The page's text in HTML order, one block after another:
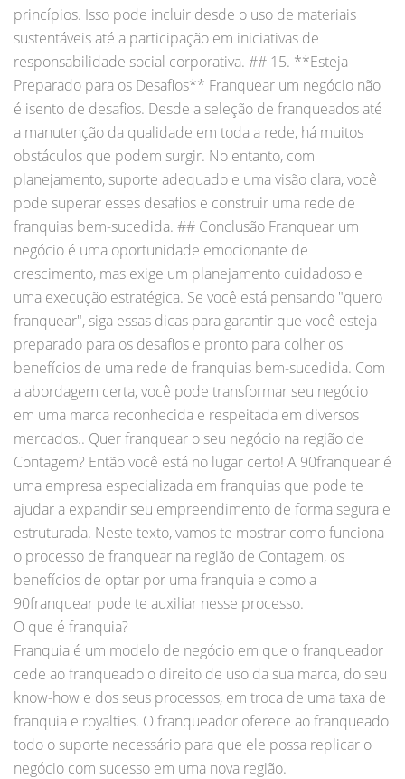
princípios. Isso pode incluir desde o uso de materiais
sustentáveis até a participação em iniciativas de
responsabilidade social corporativa. ## 15. **Esteja
Preparado para os Desafios** Franquear um negócio não
é isento de desafios. Desde a seleção de franqueados até
a manutenção da qualidade em toda a rede, há muitos
obstáculos que podem surgir. No entanto, com
planejamento, suporte adequado e uma visão clara, você
pode superar esses desafios e construir uma rede de
franquias bem-sucedida. ## Conclusão Franquear um
negócio é uma oportunidade emocionante de
crescimento, mas exige um planejamento cuidadoso e
uma execução estratégica. Se você está pensando "quero
franquear", siga essas dicas para garantir que você esteja
preparado para os desafios e pronto para colher os
benefícios de uma rede de franquias bem-sucedida. Com
a abordagem certa, você pode transformar seu negócio
em uma marca reconhecida e respeitada em diversos
mercados.. Quer franquear o seu negócio na região de
Contagem? Então você está no lugar certo! A 90franquear é
uma empresa especializada em franquias que pode te
ajudar a expandir seu empreendimento de forma segura e
estruturada. Neste texto, vamos te mostrar como funciona
o processo de franquear na região de Contagem, os
benefícios de optar por uma franquia e como a
90franquear pode te auxiliar nesse processo.
O que é franquia?
Franquia é um modelo de negócio em que o franqueador
cede ao franqueado o direito de uso da sua marca, do seu
know-how e dos seus processos, em troca de uma taxa de
franquia e royalties. O franqueador oferece ao franqueado
todo o suporte necessário para que ele possa replicar o
negócio com sucesso em uma nova região.